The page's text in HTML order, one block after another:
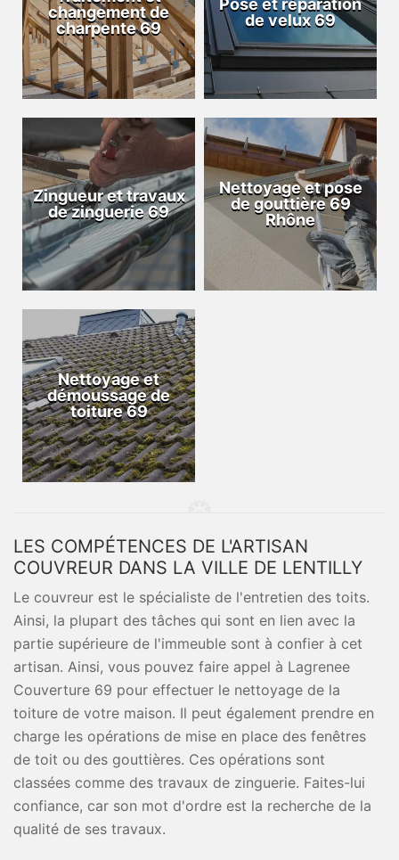
changement de
charpente 69
Pose et réparation
de velux 69
Zingueur et travaux
de zinguerie 69
Nettoyage et pose
de gouttière 69
Rhône
Nettoyage et
démoussage de
toiture 69
LES COMPÉTENCES DE L'ARTISAN
COUVREUR DANS LA VILLE DE LENTILLY
Le couvreur est le spécialiste de l'entretien des toits.
Ainsi, la plupart des tâches qui sont en lien avec la
partie supérieure de l'immeuble sont à confier à cet
artisan. Ainsi, vous pouvez faire appel à Lagrenee
Couverture 69 pour effectuer le nettoyage de la
toiture de votre maison. Il peut également prendre en
charge les opérations de mise en place des fenêtres
de toit ou des gouttières. Ces opérations sont
classées comme des travaux de zinguerie. Faites-lui
confiance, car son mot d'ordre est la recherche de la
qualité de ses travaux.